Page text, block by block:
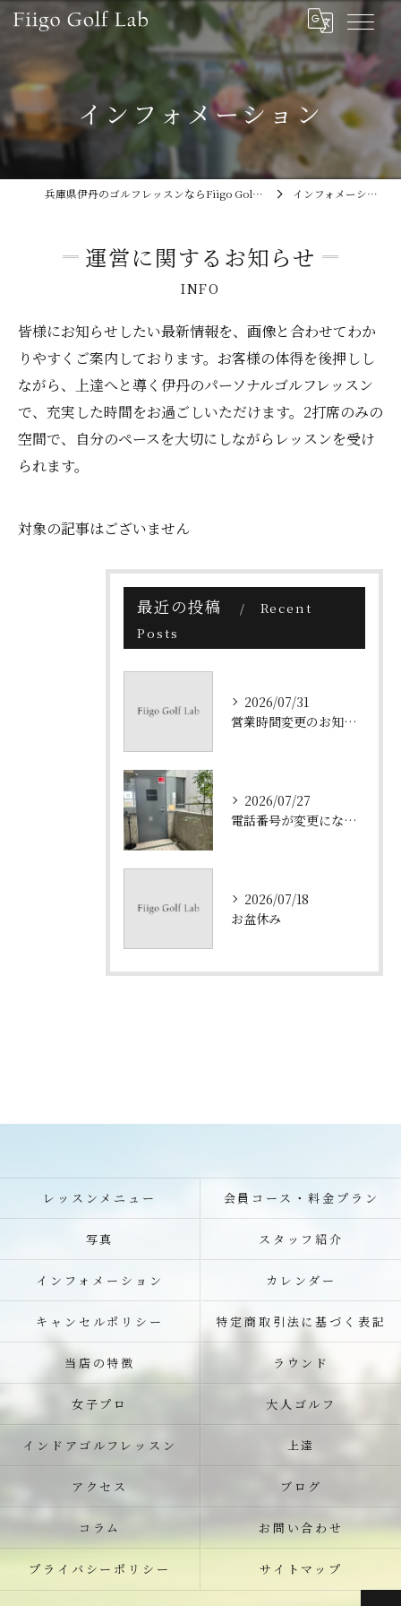
インフォメーション
兵庫県伊丹のゴルフレッスンならFiigo Golf Lab インフォメーション
運営に関するお知らせ
INFO
皆様にお知らせしたい最新情報を、画像と合わせてわか
りやすくご案内しております。お客様の体得を後押しし
ながら、上達へと導く伊丹のパーソナルゴルフレッスン
で、充実した時間をお過ごしいただけます。2打席のみの
空間で、自分のペースを大切にしながらレッスンを受け
られます。
対象の記事はございません
最近の投稿
Recent
Posts
2026/07/31
営業時間変更のお知らせ
2026/07/27
電話番号が変更になりました。
2026/07/18
お盆休み
レッスンメニュー 会員コース・料金プラン
写真 スタッフ紹介
インフォメーション カレンダー
キャンセルポリシー 特定商取引法に基づく表記
当店の特徴 ラウンド
女子プロ 大人ゴルフ
インドアゴルフレッスン 上達
アクセス ブログ
コラム お問い合わせ
プライバシーポリシー サイトマップ